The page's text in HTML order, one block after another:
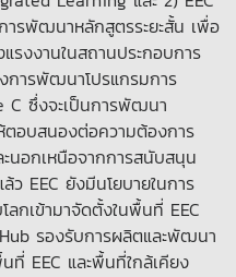
รพัฒนาหลักสูตรระยะสั้น เพื่อ
งงานในสถานประกอบการ
การพัฒนาโปรแกรมการ
C ซึ่งจะเป็นการพัฒนา
อบสนองต่อความต้องการ
นอกเหนือจากการสนับสนุน
ว EEC ยังมีนโยบายในการ
กเข้ามาจัดตั้งในพื้นที่ EEC
รองรับการผลิตและพัฒนา
ที่ EEC และพื้นที่ใกล้เคียง